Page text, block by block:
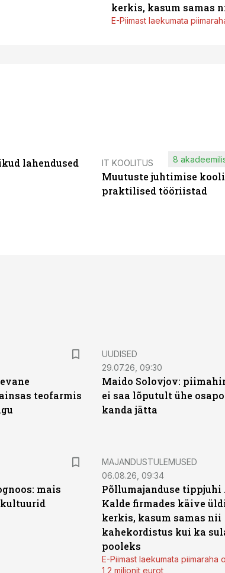
kerkis, kasum samas
E-Piimast laekumata
lahendused
IT KOOLITUS
Muutuste juhtimise
praktilised tööriistad
8
teofarmis
UUDISED
29.07.26, 09:30
Maido Solovjov:
ei saa lõputult ühe
kanda jätta
mais
MAJANDUSTULEMUSED
06.08.26, 09:34
Põllumajanduse tippjuhi
Kalde firmades käive
kerkis, kasum samas nii
kahekordistus kui ka
pooleks
E-Piimast laekumata piimaraha
1,2 miljonit eurot